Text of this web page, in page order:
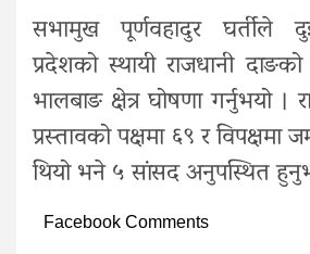
सभामुख पूर्णवहादुर घर्तीले
प्रदेशको स्थायी राजधानी
भालबाङ क्षेत्र घोषणा गर्नुभयो ।
प्रस्तावको पक्षमा ६९ र
थियो भने ५ सांसद अनुपस्थित
Facebook Comments